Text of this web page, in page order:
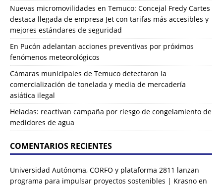
Nuevas micromovilidades en Temuco: Concejal Fredy Cartes
destaca llegada de empresa Jet con tarifas más accesibles y
mejores estándares de seguridad
En Pucón adelantan acciones preventivas por próximos
fenómenos meteorológicos
Cámaras municipales de Temuco detectaron la
comercialización de tonelada y media de mercadería
asiática ilegal
Heladas: reactivan campaña por riesgo de congelamiento de
medidores de agua
COMENTARIOS RECIENTES
Universidad Autónoma, CORFO y plataforma 2811 lanzan
programa para impulsar proyectos sostenibles | Krasno en